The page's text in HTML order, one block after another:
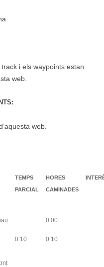
i els waypoints estan
web.
web.
TEMPS
PARCIAL
HORES
CAMINADES
0:00
0:10 0:10